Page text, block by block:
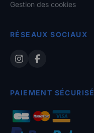
Gestion des cookies
RÉSEAUX SOCIAUX
PAIEMENT SÉCURISÉ